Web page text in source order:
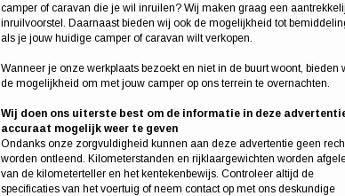
camper of caravan die je wil inruilen? Wij maken graag een
inruilvoorstel. Daarnaast bieden wij ook de mogelijkheid tot
als je jouw huidige camper of caravan wilt verkopen.
Wanneer je onze werkplaats bezoekt en niet in de buurt woont, bieden
de mogelijkheid om met jouw camper op ons terrein te overnachten.
Wij doen ons uiterste best om de informatie in deze
accuraat mogelijk weer te geven
Ondanks onze zorgvuldigheid kunnen aan deze advertentie geen
worden ontleend. Kilometerstanden en rijklaargewichten worden
van de kilometerteller en het kentekenbewijs. Controleer altijd de
specificaties van het voertuig of neem contact op met ons deskundige